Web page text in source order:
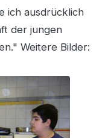
ich ausdrücklich
der jungen
Weitere Bilder: